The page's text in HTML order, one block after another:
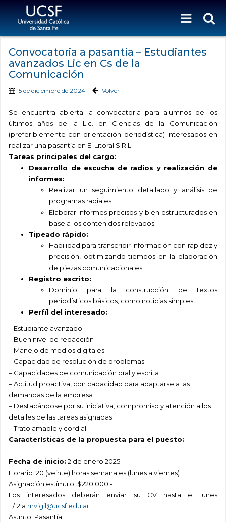
Convocatoria a pasantía – Estudiantes
avanzados Lic en Cs de la
Comunicación
5 de diciembre de 2024 Volver
Se encuentra abierta la convocatoria para alumnos de los
últimos años de la Lic. en Ciencias de la Comunicación
(preferiblemente con orientación periodística) interesados en
realizar una pasantía en El Litoral S.R.L.
Tareas principales del cargo:
Desarrollo de escucha de radios y realización de
informes:
Realizar un seguimiento detallado y análisis de
programas radiales.
Elaborar informes precisos y bien estructurados en
base a los contenidos relevados.
Tipeado rápido:
Habilidad para transcribir información con rapidez y
precisión, optimizando tiempos en la elaboración
de piezas comunicacionales.
Registro escrito:
Dominio para la construcción de textos
periodísticos básicos, como noticias simples.
Perfíl del interesado:
– Estudiante avanzado
– Buen nivel de redacción
– Manejo de medios digitales
– Capacidad de resolución de problemas
– Capacidades de comunicación oral y escrita
– Actitud proactiva, con capacidad para adaptarse a las
demandas de la empresa
– Destacándose por su iniciativa, compromiso y atención a los
detalles de las tareas asignadas
– Trato amable y cordial
Características de la propuesta para el puesto:
Fecha de inicio: 2 de enero 2025
Horario: 20 (veinte) horas semanales (lunes a viernes)
Asignación estímulo: $220.000.-
Los interesados deberán enviar su CV hasta el lunes
11/12 a mvigil@ucsf.edu.ar
Asunto: Pasantía.